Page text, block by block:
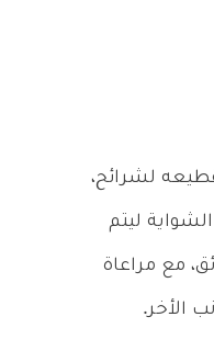
لشرائح،
ليتم
من 8 لـ 10 دقائق، مع مراعاة
الأخر.